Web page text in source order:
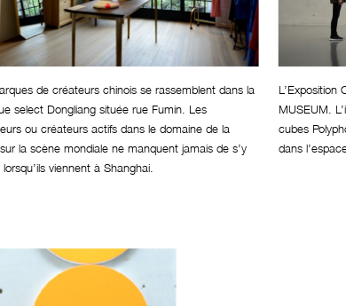
de créateurs chinois se rassemblent dans la
select Dongliang située rue Fumin. Les
ou créateurs actifs dans le domaine de la
la scène mondiale ne manquent jamais de s’y
viennent à Shanghai.
L’Exposition
MUSEUM.
cubes
dans